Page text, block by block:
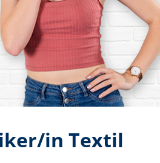
in Textil